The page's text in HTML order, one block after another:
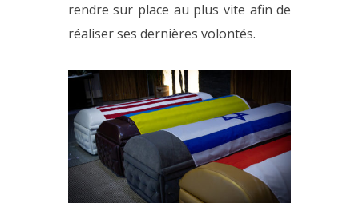
rendre sur place au plus vite afin de
réaliser ses dernières volontés.